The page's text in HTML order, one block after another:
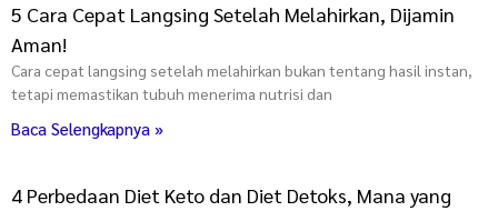
5 Cara Cepat Langsing Setelah Melahirkan, Dijamin
Aman!
Cara cepat langsing setelah melahirkan bukan tentang hasil instan,
tetapi memastikan tubuh menerima nutrisi dan
Baca Selengkapnya »
4 Perbedaan Diet Keto dan Diet Detoks, Mana yang